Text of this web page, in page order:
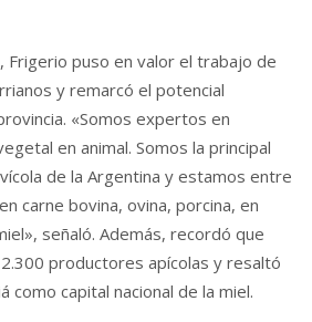
Frigerio puso en valor el trabajo de
y remarcó el potencial
«Somos expertos en
en animal. Somos la principal
de la Argentina y estamos entre
carne bovina, ovina, porcina, en
señaló. Además, recordó que
productores apícolas y resaltó
como capital nacional de la miel.